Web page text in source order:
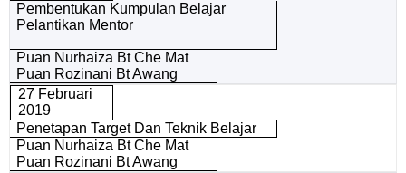
Pembentukan Kumpulan Belajar
Pelantikan Mentor
Puan Nurhaiza Bt Che Mat
Puan Rozinani Bt Awang
27 Februari
2019
Penetapan Target Dan Teknik Belajar
Puan Nurhaiza Bt Che Mat
Puan Rozinani Bt Awang